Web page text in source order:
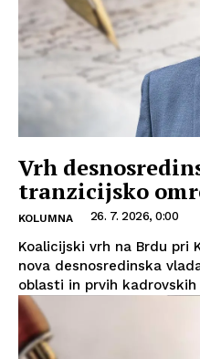
Vrh
tranzicijsko
KOLUMNA 26. 7. 2026, 0:00
Koalicijski vrh na Brdu pri
nova desnosredinska
oblasti in prvih